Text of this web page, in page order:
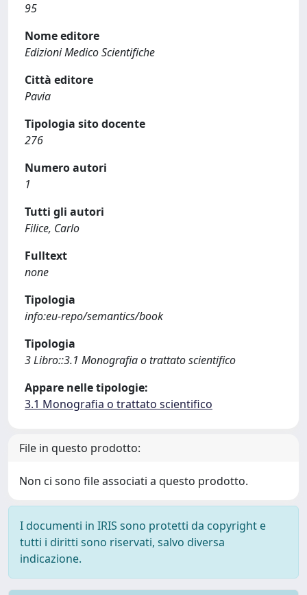
95
Nome editore
Edizioni Medico Scientifiche
Città editore
Pavia
Tipologia sito docente
276
Numero autori
1
Tutti gli autori
Filice, Carlo
Fulltext
none
Tipologia
info:eu-repo/semantics/book
Tipologia
3 Libro::3.1 Monografia o trattato scientifico
Appare nelle tipologie:
3.1 Monografia o trattato scientifico
File in questo prodotto:
Non ci sono file associati a questo prodotto.
I documenti in IRIS sono protetti da copyright e
tutti i diritti sono riservati, salvo diversa
indicazione.